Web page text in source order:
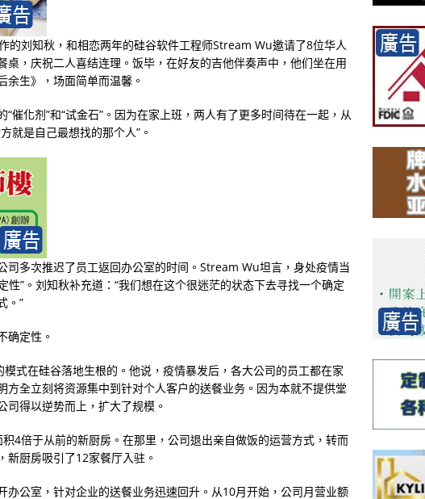
的刘知秋，和相恋两年的硅谷软件工程师Stream Wu邀请了8位华人
桌，庆祝二人喜结连理。饭毕，在好友的吉他伴奏声中，他们坐在用
余生》，场面简单而温馨。
催化剂”和“试金石”。因为在家上班，两人有了更多时间待在一起，从
就是自己最想找的那个人”。
司多次推迟了员工返回办公室的时间。Stream Wu坦言，身处疫情当
性”。刘知秋补充道：“我们想在这个很迷茫的状态下去寻找一个确定
。”
确定性。
模式在硅谷落地生根的。他说，疫情暴发后，各大公司的员工都在家
方全立刻将资源集中到针对个人客户的送餐业务。因为本就不提供堂
得以逆势而上，扩大了规模。
4倍于从前的新厨房。在那里，公司退出亲自做饭的运营方式，转而
新厨房吸引了12家餐厅入驻。
办公室，针对企业的送餐业务迅速回升。从10月开始，公司月营业额